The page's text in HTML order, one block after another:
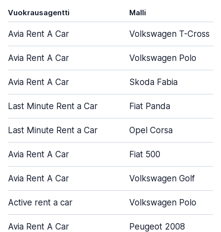
Vuokrausagentti Malli
Avia Rent A Car Volkswagen T-Cross
Avia Rent A Car Volkswagen Polo
Avia Rent A Car Skoda Fabia
Last Minute Rent a Car Fiat Panda
Last Minute Rent a Car Opel Corsa
Avia Rent A Car Fiat 500
Avia Rent A Car Volkswagen Golf
Active rent a car Volkswagen Polo
Avia Rent A Car Peugeot 2008